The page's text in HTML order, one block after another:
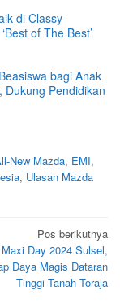
di Classy
of The Best’
bagi Anak
Dukung Pendidikan
New Mazda, EMI,
, Ulasan Mazda
Pos berikutnya
Day 2024 Sulsel,
Daya Magis Dataran
Tinggi Tanah Toraja